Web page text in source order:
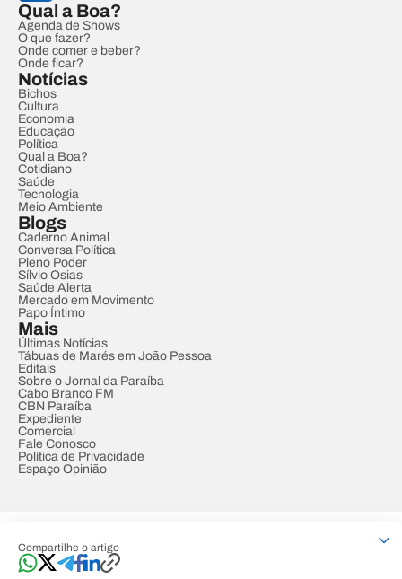
Compartilhe o artigo
Qual a Boa?
Agenda de Shows
O que fazer?
Onde comer e beber?
Onde ficar?
Notícias
Bichos
Cultura
Economia
Educação
Política
Qual a Boa?
Cotidiano
Saúde
Tecnologia
Meio Ambiente
Blogs
Caderno Animal
Conversa Política
Pleno Poder
Sílvio Osias
Saúde Alerta
Mercado em Movimento
Papo Íntimo
Mais
Últimas Notícias
Tábuas de Marés em João Pessoa
Editais
Sobre o Jornal da Paraíba
Cabo Branco FM
CBN Paraíba
Expediente
Comercial
Fale Conosco
Política de Privacidade
Espaço Opinião
Developed by Designed by